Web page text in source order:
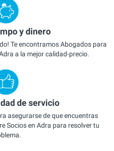
y dinero
Te encontramos Abogados para
a la mejor calidad-precio.
de servicio
asegurarse de que encuentras
Socios en Adra para resolver tu